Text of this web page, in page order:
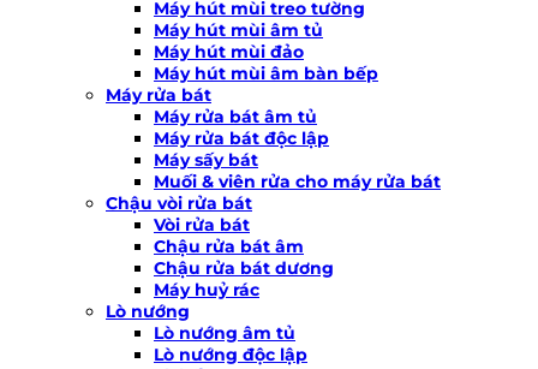
Máy hút mùi treo tường
Máy hút mùi âm tủ
Máy hút mùi đảo
Máy hút mùi âm bàn bếp
Máy rửa bát
Máy rửa bát âm tủ
Máy rửa bát độc lập
Máy sấy bát
Muối & viên rửa cho máy rửa bát
Chậu vòi rửa bát
Vòi rửa bát
Chậu rửa bát âm
Chậu rửa bát dương
Máy huỷ rác
Lò nướng
Lò nướng âm tủ
Lò nướng độc lập